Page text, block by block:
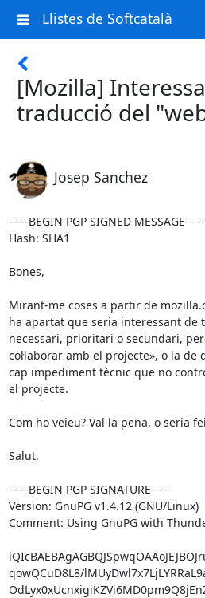
Llistes de Softcatalà
[Mozilla]
traducció del
Josep Sanchez
-----BEGIN PGP SIGNED MESSAGE-----
Hash: SHA1
Bones,
Mirant-me coses a partir de
ha apartat que seria interessant de
necessari, prioritari o secundari,
col·laborar amb el projecte», o la
cap impediment tècnic que no
el projecte.
Com ho veieu? Val la pena, o seria
Salut.
-----BEGIN PGP SIGNATURE-----
Version: GnuPG v1.4.12 (GNU/Linux)
Comment: Using GnuPG with
qowQCuD8L8/